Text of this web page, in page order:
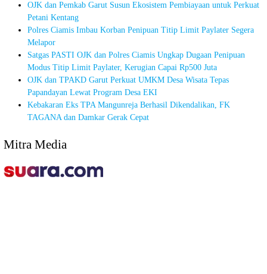
OJK dan Pemkab Garut Susun Ekosistem Pembiayaan untuk Perkuat
Petani Kentang
Polres Ciamis Imbau Korban Penipuan Titip Limit Paylater Segera
Melapor
Satgas PASTI OJK dan Polres Ciamis Ungkap Dugaan Penipuan
Modus Titip Limit Paylater, Kerugian Capai Rp500 Juta
OJK dan TPAKD Garut Perkuat UMKM Desa Wisata Tepas
Papandayan Lewat Program Desa EKI
Kebakaran Eks TPA Mangunreja Berhasil Dikendalikan, FK
TAGANA dan Damkar Gerak Cepat
Mitra Media